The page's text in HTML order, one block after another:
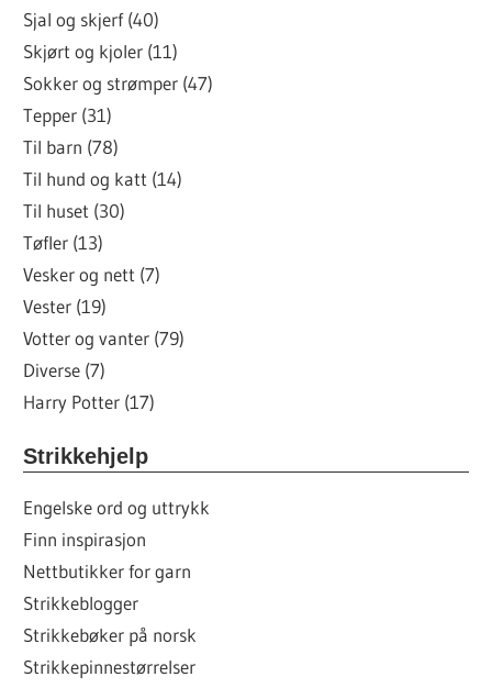
Sjal og skjerf (40)
Skjørt og kjoler (11)
Sokker og strømper (47)
Tepper (31)
Til barn (78)
Til hund og katt (14)
Til huset (30)
Tøfler (13)
Vesker og nett (7)
Vester (19)
Votter og vanter (79)
Diverse (7)
Harry Potter (17)
Strikkehjelp
Engelske ord og uttrykk
Finn inspirasjon
Nettbutikker for garn
Strikkeblogger
Strikkebøker på norsk
Strikkepinnestørrelser